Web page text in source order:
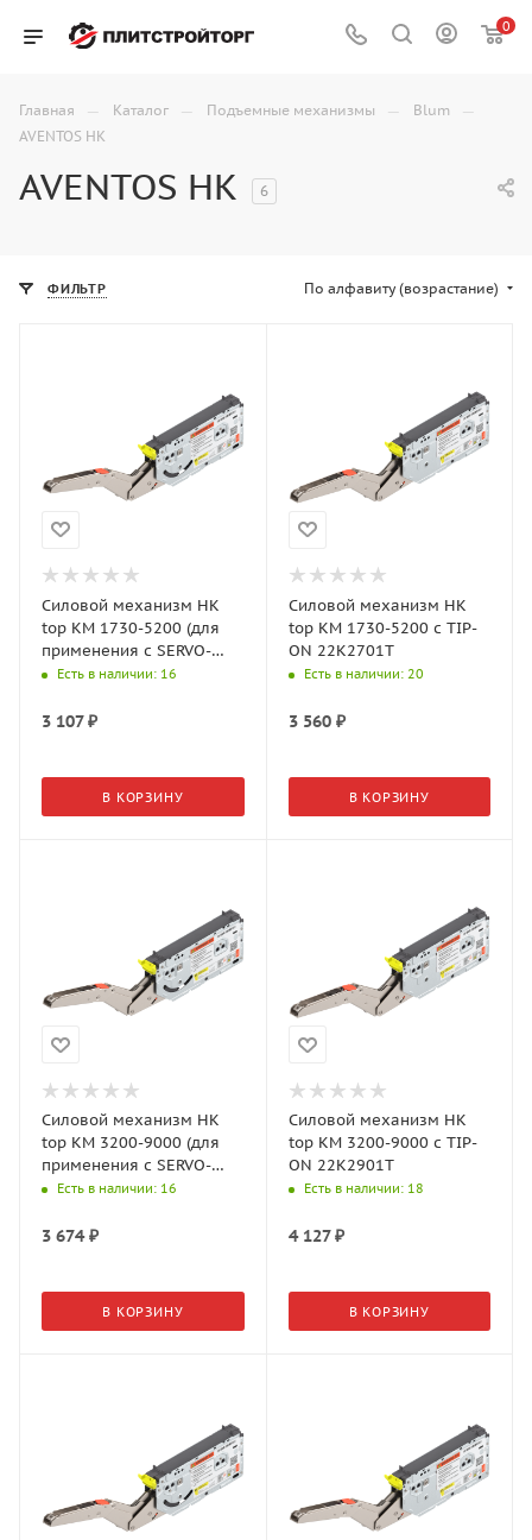
0
Главная — Каталог — Подъемные механизмы — Blum —
AVENTOS HK
AVENTOS HK 6
ФИЛЬТР По алфавиту (возрастание)
Силовой механизм HK
top КМ 1730-5200 (для
применения с SERVO-
DRIVE) 22K2701
Есть в наличии: 16
3 107₽
В КОРЗИНУ
Силовой механизм HK
top КМ 1730-5200 c TIP-
ON 22K2701T
Есть в наличии: 20
3 560₽
В КОРЗИНУ
Силовой механизм HK
top КМ 3200-9000 (для
применения с SERVO-
DRIVE) 22K2901
Есть в наличии: 16
3 674₽
В КОРЗИНУ
Силовой механизм HK
top КМ 3200-9000 c TIP-
ON 22K2901T
Есть в наличии: 18
4 127₽
В КОРЗИНУ